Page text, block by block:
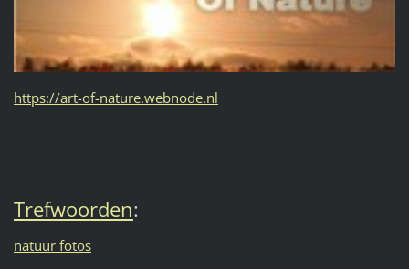
https://art-of-nature.webnode.nl
Trefwoorden:
natuur fotos